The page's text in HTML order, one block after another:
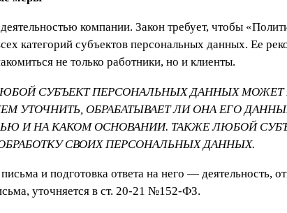
компании. Закон требует, чтобы
категорий субъектов персональных данных. Ее
не только работники, но и клиенты.
СУБЪЕКТ ПЕРСОНАЛЬНЫХ ДАННЫХ
УТОЧНИТЬ, ОБРАБАТЫВАЕТ ЛИ ОНА ЕГО
И НА КАКОМ ОСНОВАНИИ. ТАКЖЕ ЛЮБОЙ
СВОИХ ПЕРСОНАЛЬНЫХ ДАННЫХ.
и подготовка ответа на него —
уточняется в ст. 20-21 №152-ФЗ.